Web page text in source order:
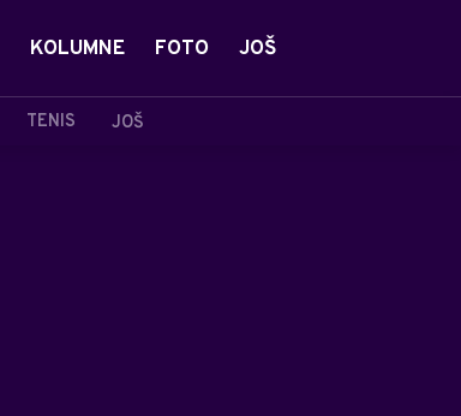
TENIS JOŠ
KOLUMNE FOTO JOŠ